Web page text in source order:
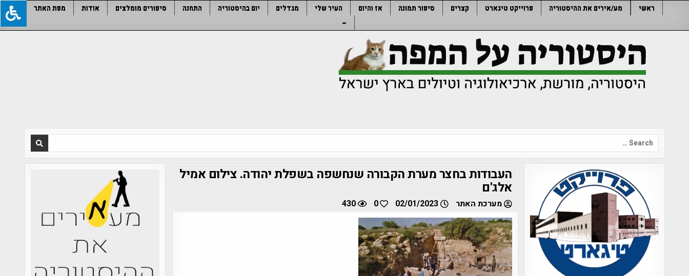
ראשי מע/אירים את ההיסטוריה פרוייקט טיגארט קצרים סיפור תמונה אז והיום העיר שלי מגדלים יום בהיסטוריה התחנה סיפורים מומלצים אודות
מפת האתר
–
Search
for:
העבודות בחצר מערת הקבורה שנחשפה בשפלת יהודה. צילום אמיל
אלג'ם
מערכת האתר 02/01/2023
0
430